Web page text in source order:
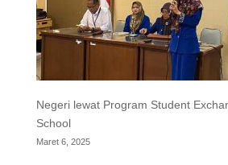
Negeri lewat Program Student
School
Maret 6, 2025